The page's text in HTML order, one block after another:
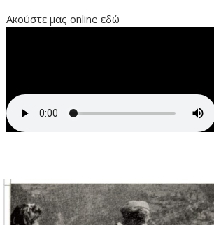
Ακούστε μας onlineεδώ